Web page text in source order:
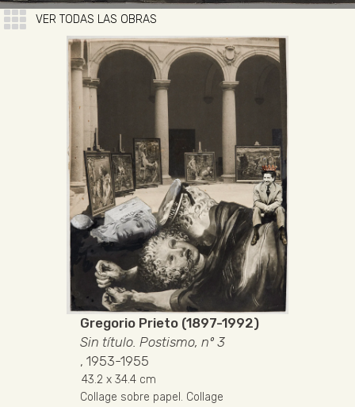
VER TODAS LAS OBRAS
Gregorio Prieto (1897-1992)
Sin título. Postismo, nº 3
, 1953-1955
43.2 x 34.4 cm
Collage sobre papel . Collage